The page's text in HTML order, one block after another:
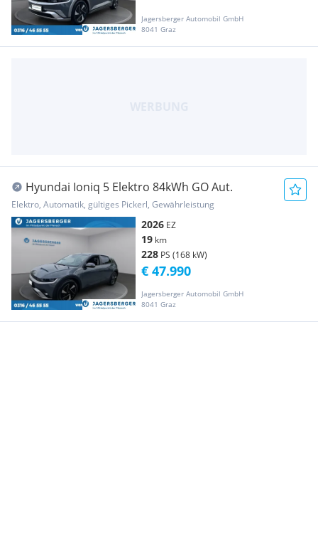
Jagersberger Automobil GmbH
8041 Graz
Hyundai Ioniq 5 Elektro 84kWh GO Aut.
Elektro, Automatik, gültiges Pickerl, Gewährleistung
2026 EZ
19 km
228 PS (168 kW)
Jagersberger Automobil GmbH
8041 Graz
€ 47.990